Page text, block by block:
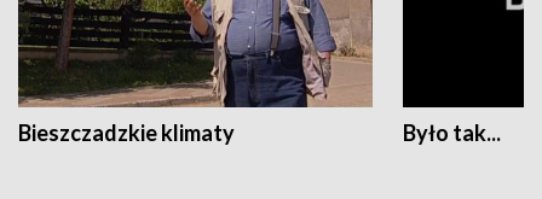
Bieszczadzkie klimaty Było tak...